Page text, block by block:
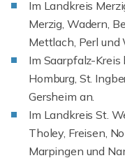
Im Landkreis
Merzig, Wadern,
Mettlach, Perl und
Im Saarpfalz-
Homburg, St.
Gersheim an.
Im Landkreis St.
Tholey, Freisen,
Marpingen und